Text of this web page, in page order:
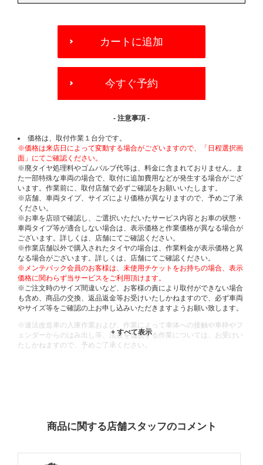
OPTIONS
カートに追加
今すぐ予約
- 注意事項 -
価格は、取付作業１台分です。
※価格は来店日によって変動する場合がございますので、「日程選択画
面」にてご確認ください。
※廃タイヤ処理料やゴムバルブ代等は、料金に含まれておりません。ま
た一部特殊な車両の場合で、取付に追加費用などが発生する場合がござ
います。作業前に、取付店舗で必ずご確認をお願いいたします。
※店舗、車両タイプ、サイズにより価格が異なりますので、予めご了承
ください。
※お車を店頭で確認し、ご選択いただいたサービス内容とお車の状態・
車両タイプ等が適合しない場合は、表示価格と作業価格が異なる場合が
ございます。詳しくは、店舗にてご確認ください。
※作業店舗以外で購入されたタイヤの場合は、作業料金が表示価格と異
なる場合がございます。詳しくは、店舗にてご確認ください。
※メンテパック会員のお客様は、未使用チケットをお持ちの場合、表示
価格に関わらず当サービスをご利用頂けます。
※ご注文時のサイズ間違いなど、お客様の責により取付ができない場合
も含め、商品の交換、返品返金等お受けいたしかねますので、必ず車両
やサイズ等をご確認の上お申し込みいただきますようお願い致します。
※違法改造車の入庫作業および、作業によって車体への接触や車枠やフ
ェンダーからのはみ出し等、法規を逸脱する作業については、お受けい
たしかねますので、予めご了承ください。
商品に関する店舗スタッフのコメント